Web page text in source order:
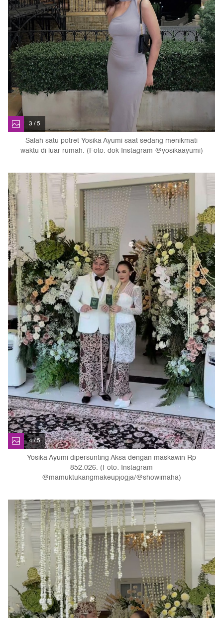
3 / 5
Salah satu potret Yosika Ayumi saat sedang menikmati
waktu di luar rumah. (Foto: dok Instagram @yosikaayumi)
4 / 5
Yosika Ayumi dipersunting Aksa dengan maskawin Rp
852.026. (Foto: Instagram
@mamuktukangmakeupjogja/@showimaha)